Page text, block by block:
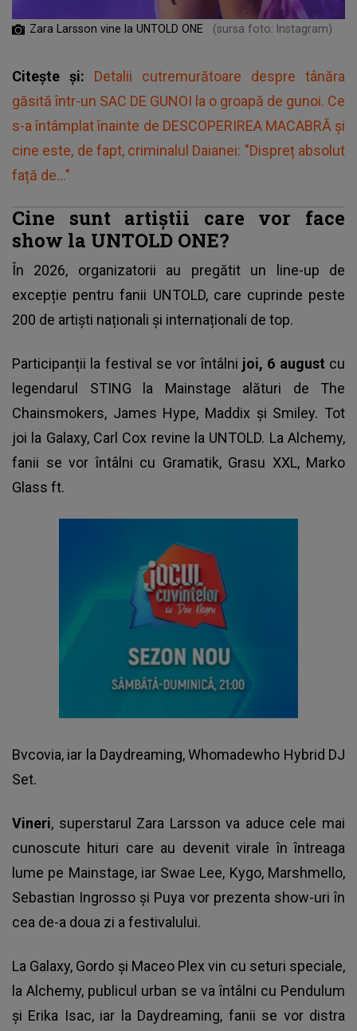
Zara Larsson vine la UNTOLD ONE (sursa foto: Instagram)
Citește și: Detalii cutremurătoare despre tânăra
găsită într-un SAC DE GUNOI la o groapă de gunoi. Ce
s-a întâmplat înainte de DESCOPERIREA MACABRĂ și
cine este, de fapt, criminalul Daianei: "Dispreț absolut
față de..."
Cine sunt artiștii care vor face
show la UNTOLD ONE?
În 2026, organizatorii au pregătit un line-up de
excepție pentru fanii UNTOLD, care cuprinde peste
200 de artiști naționali și internaționali de top.
Participanții la festival se vor întâlni joi, 6 august cu
legendarul STING la Mainstage alături de The
Chainsmokers, James Hype, Maddix şi Smiley. Tot
joi la Galaxy, Carl Cox revine la UNTOLD. La Alchemy,
fanii se vor întâlni cu Gramatik, Grasu XXL, Marko
Glass ft.
Bvcovia, iar la Daydreaming, Whomadewho Hybrid DJ
Set.
Vineri, superstarul Zara Larsson va aduce cele mai
cunoscute hituri care au devenit virale în întreaga
lume pe Mainstage, iar Swae Lee, Kygo, Marshmello,
Sebastian Ingrosso şi Puya vor prezenta show-uri în
cea de-a doua zi a festivalului.
La Galaxy, Gordo şi Maceo Plex vin cu seturi speciale,
la Alchemy, publicul urban se va întâlni cu Pendulum
şi Erika Isac, iar la Daydreaming, fanii se vor distra